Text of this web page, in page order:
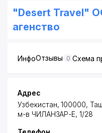
"Desert Travel"
агенство
ИнфоОтзывы 0 Схема
Адрес
Узбекистан, 100000,
м-в ЧИЛАНЗАР-Е, 1/28